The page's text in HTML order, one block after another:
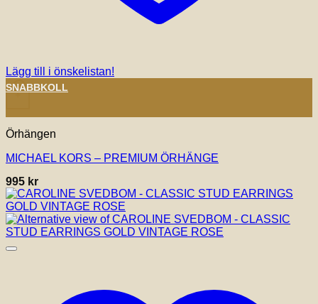
Lägg till i önskelistan!
+
SNABBKOLL
Örhängen
MICHAEL KORS – PREMIUM ÖRHÄNGE
995 kr